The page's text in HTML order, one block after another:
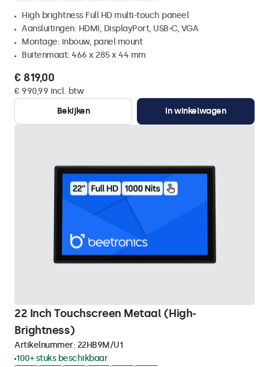
High brightness Full HD multi-touch paneel
Aansluitingen: HDMI, DisplayPort, USB-C, VGA
Montage: inbouw, panel mount
Buitenmaat: 466 x 285 x 44 mm
€ 819,00
€ 990,99 incl. btw
Bekijken
In winkelwagen
22 Inch Touchscreen Metaal (High-
Brightness)
Artikelnummer: 22HB9M/U1
100+ stuks beschikbaar